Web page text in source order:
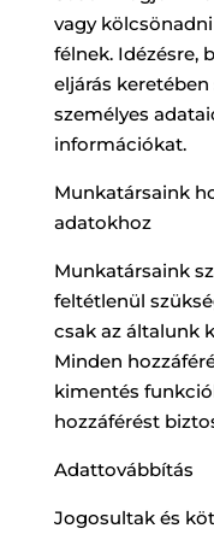
vagy
félnek. Idézésre,
eljárás
személyes
információkat.
Munkatársaink
adatokhoz
Munkatársaink
feltétlenül
csak az általunk
Minden
kimentés
hozzáférést
Adattovábbítás
Jogosultak és